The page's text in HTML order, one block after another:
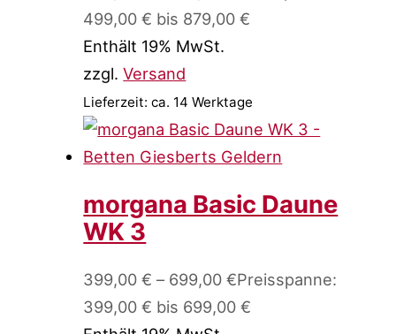
499,00 € bis 879,00 €
Enthält 19% MwSt.
zzgl.Versand
Lieferzeit: ca. 14 Werktage
morgana Basic Daune
WK 3
399,00€ – 699,00€Preisspanne:
399,00 € bis 699,00 €